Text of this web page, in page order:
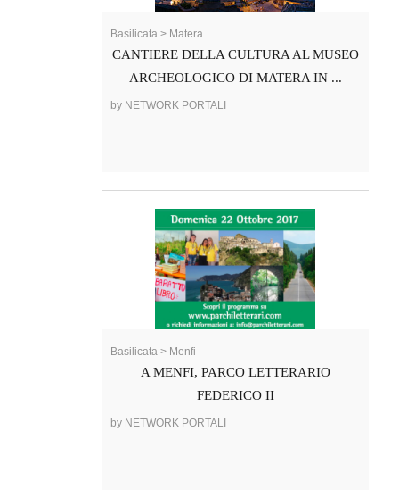
Basilicata > Matera
CANTIERE DELLA CULTURA AL MUSEO
ARCHEOLOGICO DI MATERA IN ...
by NETWORK PORTALI
Basilicata > Menfi
A MENFI, PARCO LETTERARIO
FEDERICO II
by NETWORK PORTALI